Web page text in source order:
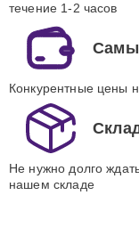
течение 1-2 часов
Конкурентные цены
Не нужно долго
нашем складе